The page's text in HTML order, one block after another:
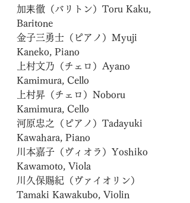
加耒徹（バリトン）Toru Kaku,
Baritone
金子三勇士（ピアノ）Myuji
Kaneko, Piano
上村文乃（チェロ）Ayano
Kamimura, Cello
上村昇（チェロ）Noboru
Kamimura, Cello
河原忠之（ピアノ）Tadayuki
Kawahara, Piano
川本嘉子（ヴィオラ）Yoshiko
Kawamoto, Viola
川久保賜紀（ヴァイオリン）
Tamaki Kawakubo, Violin